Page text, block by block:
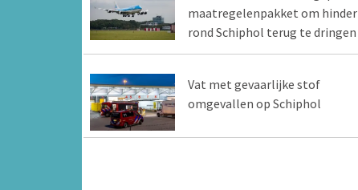
maatregelenpakket om hinder
rond Schiphol terug te dringen
Vat met gevaarlijke stof
omgevallen op Schiphol